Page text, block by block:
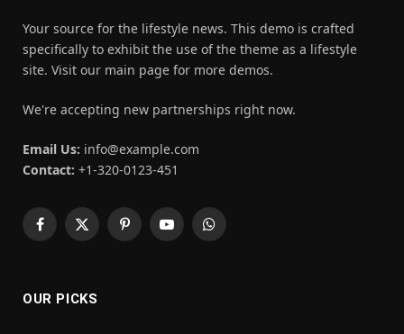
Your source for the lifestyle news. This demo is crafted
specifically to exhibit the use of the theme as a lifestyle
site. Visit our main page for more demos.
We're accepting new partnerships right now.
Email Us: info@example.com
Contact: +1-320-0123-451
Facebook
X
PinterestYouTubeWhatsApp
OUR PICKS